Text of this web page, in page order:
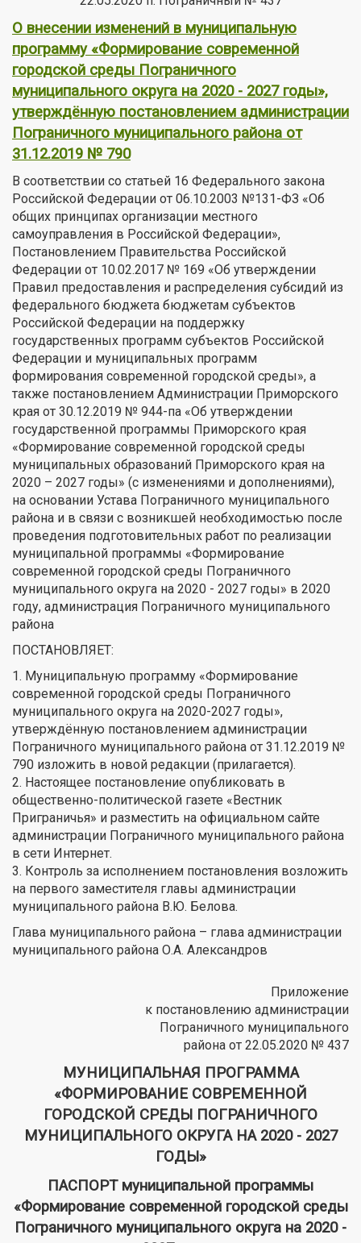
О внесении изменений в муниципальную
программу «Формирование современной
городской среды Пограничного
муниципального округа на 2020 - 2027 годы»,
утверждённую постановлением администрации
Пограничного муниципального района от
31.12.2019 № 790
В соответствии со статьей 16 Федерального закона
Российской Федерации от 06.10.2003 №131-ФЗ «Об
общих принципах организации местного
самоуправления в Российской Федерации»,
Постановлением Правительства Российской
Федерации от 10.02.2017 № 169 «Об утверждении
Правил предоставления и распределения субсидий из
федерального бюджета бюджетам субъектов
Российской Федерации на поддержку
государственных программ субъектов Российской
Федерации и муниципальных программ
формирования современной городской среды», а
также постановлением Администрации Приморского
края от 30.12.2019 № 944-па «Об утверждении
государственной программы Приморского края
«Формирование современной городской среды
муниципальных образований Приморского края на
2020 – 2027 годы» (с изменениями и дополнениями),
на основании Устава Пограничного муниципального
района и в связи с возникшей необходимостью после
проведения подготовительных работ по реализации
муниципальной программы «Формирование
современной городской среды Пограничного
муниципального округа на 2020 - 2027 годы» в 2020
году, администрация Пограничного муниципального
района
ПОСТАНОВЛЯЕТ:
1. Муниципальную программу «Формирование
современной городской среды Пограничного
муниципального округа на 2020-2027 годы»,
утверждённую постановлением администрации
Пограничного муниципального района от 31.12.2019 №
790 изложить в новой редакции (прилагается).
2. Настоящее постановление опубликовать в
общественно-политической газете «Вестник
Приграничья» и разместить на официальном сайте
администрации Пограничного муниципального района
в сети Интернет.
3. Контроль за исполнением постановления возложить
на первого заместителя главы администрации
муниципального района В.Ю. Белова.
Глава муниципального района – глава администрации
муниципального района О.А. Александров
Приложение
к постановлению администрации
Пограничного муниципального
района от 22.05.2020 № 437
МУНИЦИПАЛЬНАЯ ПРОГРАММА
«ФОРМИРОВАНИЕ СОВРЕМЕННОЙ
ГОРОДСКОЙ СРЕДЫ ПОГРАНИЧНОГО
МУНИЦИПАЛЬНОГО ОКРУГА НА 2020 - 2027
ГОДЫ»
ПАСПОРТ муниципальной программы
«Формирование современной городской среды
Пограничного муниципального округа на 2020 -